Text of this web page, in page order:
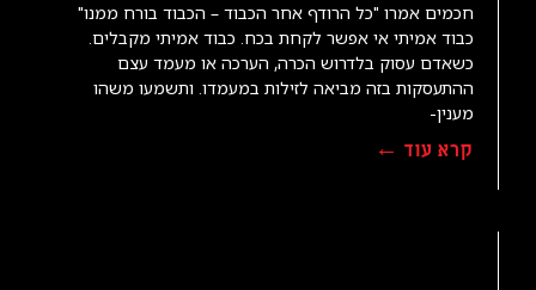
חכמים אמרו "כל הרודף אחר הכבוד – הכבוד בורח ממנו"
כבוד אמיתי אי אפשר לקחת בכח. כבוד אמיתי מקבלים.
כשאדם עסוק בלדרוש הכרה, הערכה או מעמד עצם
ההתעסקות בזה מביאה לזילות במעמדו. ותשמעו משהו
מענין-
קרא עוד ←